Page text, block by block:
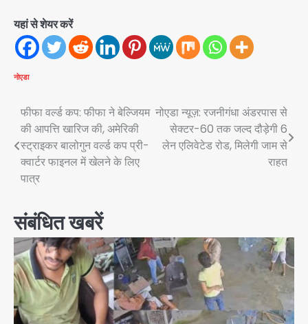
यहां से शेयर करें
नोएडा
Post
navigation
फीफा वर्ल्ड कप: फीफा ने बेल्जियम
की आपत्ति खारिज की, अमेरिकी
स्ट्राइकर बालोगुन वर्ल्ड कप प्री-
क्वार्टर फाइनल में खेलने के लिए
पात्र
नोएडा न्यूज़: रजनीगंधा अंडरपास से
सेक्टर-60 तक जल्द दौड़ेगी 6
लेन एलिवेटेड रोड, मिलेगी जाम से
राहत
संबंधित खबरें